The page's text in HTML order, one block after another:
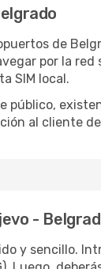
de
por la
SIM local.
público,
al cliente
-
y sencillo.